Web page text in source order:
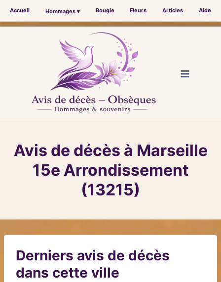
Accueil Hommages ▾ Bougie Fleurs Articles Aide
Avis de décès à Marseille
15e Arrondissement
(13215)
Derniers avis de décès
dans cette ville